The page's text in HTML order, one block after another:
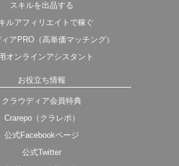
スキルを出品する
ルアフィリエイトで稼ぐ
アPRO（高単価マッチング）
オンラインアシスタント
お役立ち情報
クラウディア会員特典
Crarepo（クラレポ）
公式Facebookページ
公式Twitter